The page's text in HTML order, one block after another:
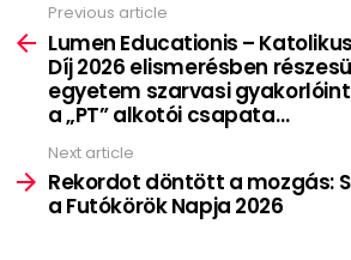
more
Previous article
Lumen Educationis –
Díj 2026 elismerésben
egyetem szarvasi
a „PT” alkotói csapata…
Next article
Rekordot döntött a mozgás:
a Futókörök Napja 2026